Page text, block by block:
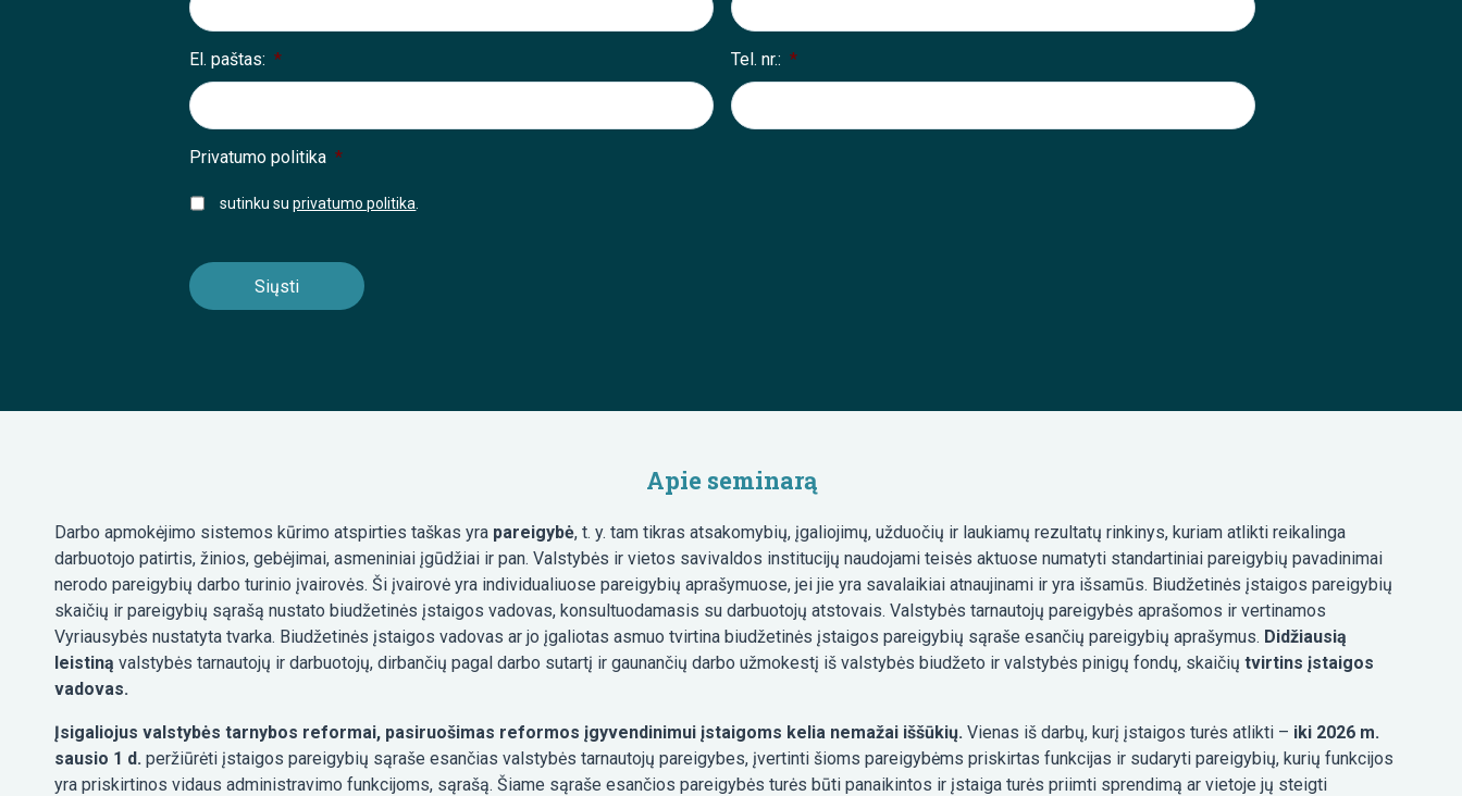
El. paštas: * Tel. nr.: *
Privatumo politika *
sutinku suprivatumo politika
Apie seminarą
Darbo apmokėjimo sistemos kūrimo atspirties taškas yra pareigybė, t. y. tam tikras atsakomybių, įgaliojimų, užduočių ir laukiamų rezultatų rinkinys, kuriam atlikti reikalinga
darbuotojo patirtis, žinios, gebėjimai, asmeniniai įgūdžiai ir pan. Valstybės ir vietos savivaldos institucijų naudojami teisės aktuose numatyti standartiniai pareigybių pavadinimai
nerodo pareigybių darbo turinio įvairovės. Ši įvairovė yra individualiuose pareigybių aprašymuose, jei jie yra savalaikiai atnaujinami ir yra išsamūs. Biudžetinės įstaigos pareigybių
skaičių ir pareigybių sąrašą nustato biudžetinės įstaigos vadovas, konsultuodamasis su darbuotojų atstovais. Valstybės tarnautojų pareigybės aprašomos ir vertinamos
Vyriausybės nustatyta tvarka. Biudžetinės įstaigos vadovas ar jo įgaliotas asmuo tvirtina biudžetinės įstaigos pareigybių sąraše esančių pareigybių aprašymus. Didžiausią
leistiną valstybės tarnautojų ir darbuotojų, dirbančių pagal darbo sutartį ir gaunančių darbo užmokestį iš valstybės biudžeto ir valstybės pinigų fondų, skaičių tvirtins įstaigos
vadovas.
Įsigaliojus valstybės tarnybos reformai, pasiruošimas reformos įgyvendinimui įstaigoms kelia nemažai iššūkių. Vienas iš darbų, kurį įstaigos turės atlikti – iki 2026 m.
sausio 1 d. peržiūrėti įstaigos pareigybių sąraše esančias valstybės tarnautojų pareigybes, įvertinti šioms pareigybėms priskirtas funkcijas ir sudaryti pareigybių, kurių funkcijos
yra priskirtinos vidaus administravimo funkcijoms, sąrašą. Šiame sąraše esančios pareigybės turės būti panaikintos ir įstaiga turės priimti sprendimą ar vietoje jų steigti